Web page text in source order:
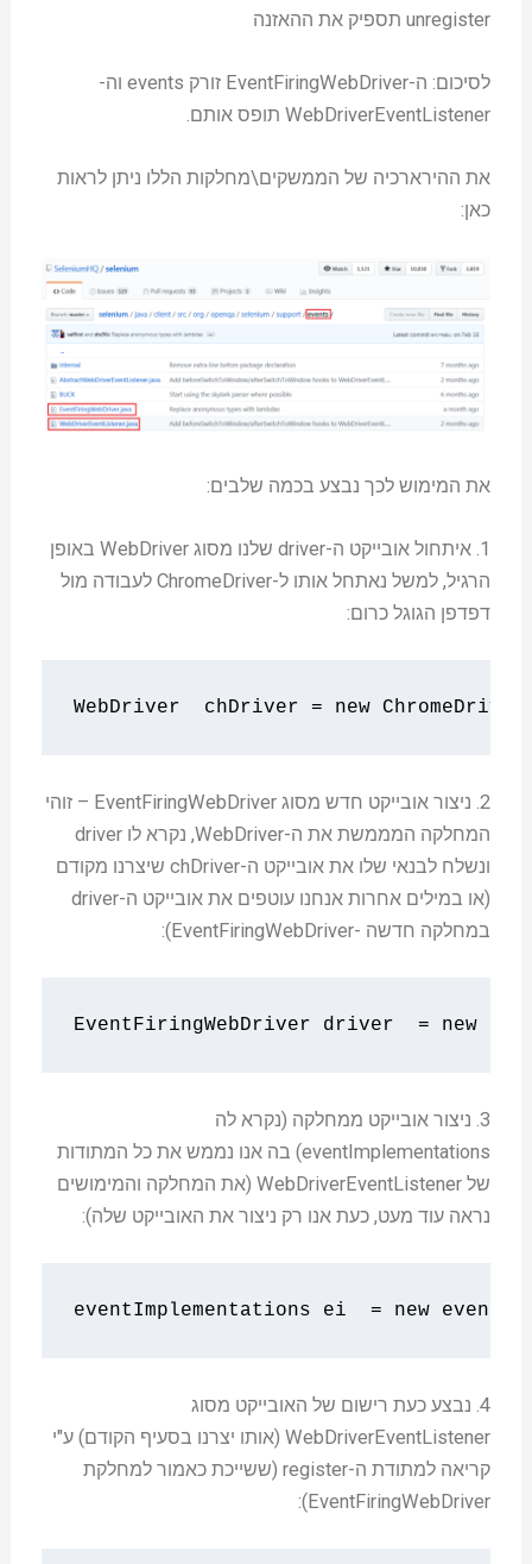
unregister תספיק את ההאזנה
לסיכום: ה-EventFiringWebDriver זורק events וה-
WebDriverEventListener תופס אותם.
את ההירארכיה של הממשקים\מחלקות הללו ניתן לראות
כאן:
את המימוש לכך נבצע בכמה שלבים:
1. איתחול אובייקט ה-driver שלנו מסוג WebDriver באופן
הרגיל, למשל נאתחל אותו ל-ChromeDriver לעבודה מול
דפדפן הגוגל כרום:
WebDriver
  chDriver
= new ChromeDriver
2. ניצור אובייקט חדש מסוג EventFiringWebDriver – זוהי
המחלקה המממשת את ה-WebDriver, נקרא לו driver
ונשלח לבנאי שלו את אובייקט ה-chDriver שיצרנו מקודם
(או במילים אחרות אנחנו עוטפים את אובייקט ה-driver
במחלקה חדשה -EventFiringWebDriver):
EventFiringWebDriver driver = new
3. ניצור אובייקט ממחלקה (נקרא לה
eventImplementations) בה אנו נממש את כל המתודות
של WebDriverEventListener (את המחלקה והמימושים
נראה עוד מעט, כעת אנו רק ניצור את האובייקט שלה):
eventImplementations ei = new
4. נבצע כעת רישום של האובייקט מסוג
WebDriverEventListener (אותו יצרנו בסעיף הקודם) ע"י
קריאה למתודת ה-register (ששייכת כאמור למחלקת
EventFiringWebDriver):